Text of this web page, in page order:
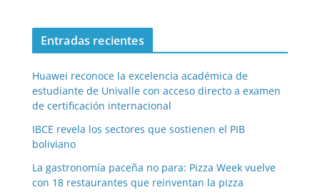
Entradas recientes
Huawei reconoce la excelencia académica de
estudiante de Univalle con acceso directo a examen
de certificación internacional
IBCE revela los sectores que sostienen el PIB
boliviano
La gastronomía paceña no para: Pizza Week vuelve
con 18 restaurantes que reinventan la pizza